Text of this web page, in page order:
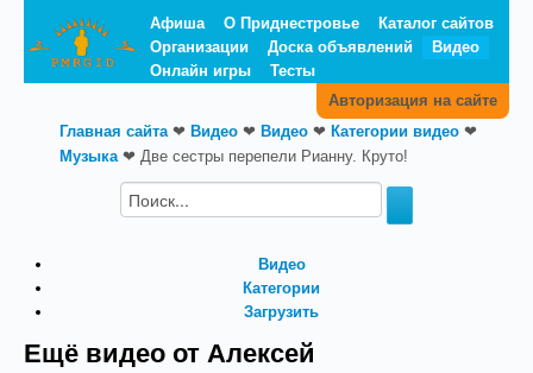
Афиша О Приднестровье
Каталог сайтов
Организации
Доска объявлений
Видео
Онлайн игры
Тесты
Авторизация на сайте
Главная сайта❤ Видео ❤ Видео ❤ Категории видео ❤
Музыка❤ Две сестры перепели Рианну. Круто!
Видео
Категории
Загрузить
Ещё видео от Алексей